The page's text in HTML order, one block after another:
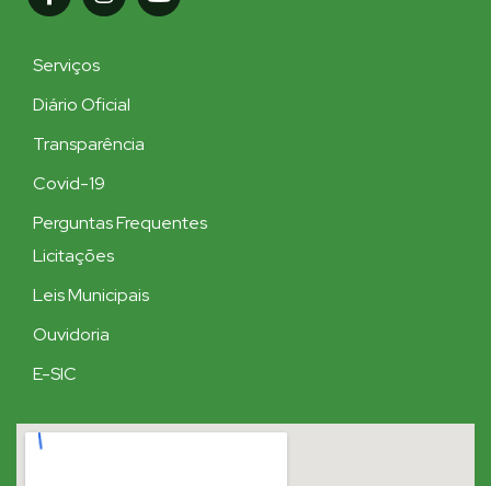
Serviços
Diário Oficial
Transparência
Covid-19
Perguntas Frequentes
Licitações
Leis Municipais
Ouvidoria
E-SIC